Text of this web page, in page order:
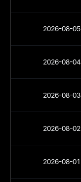
2026-08-05
2026-08-04
2026-08-03
2026-08-02
2026-08-01